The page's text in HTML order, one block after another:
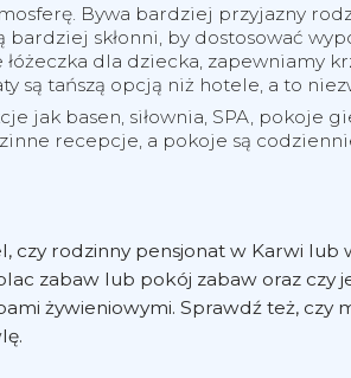
Bywa bardziej przyjazny
bardziej skłonni, by dostosować
dla dziecka, zapewniamy
są tańszą opcją niż hotele, a to
jak basen, siłownia, SPA,
recepcje, a pokoje są
czy rodzinny pensjonat w Karwi
zabaw lub pokój zabaw oraz
żywieniowymi. Sprawdź też, czy